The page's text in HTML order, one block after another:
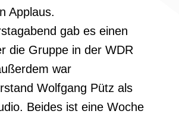
Applaus.
gab es einen
die Gruppe in der WDR
war
Wolfgang Pütz als
Beides ist eine Woche